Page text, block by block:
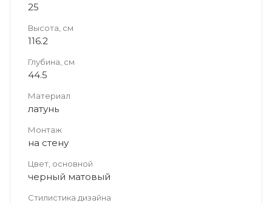
25
Высота, см
116.2
Глубина, см
44.5
Материал
латунь
Монтаж
на стену
Цвет, основной
черный матовый
Стилистика дизайна